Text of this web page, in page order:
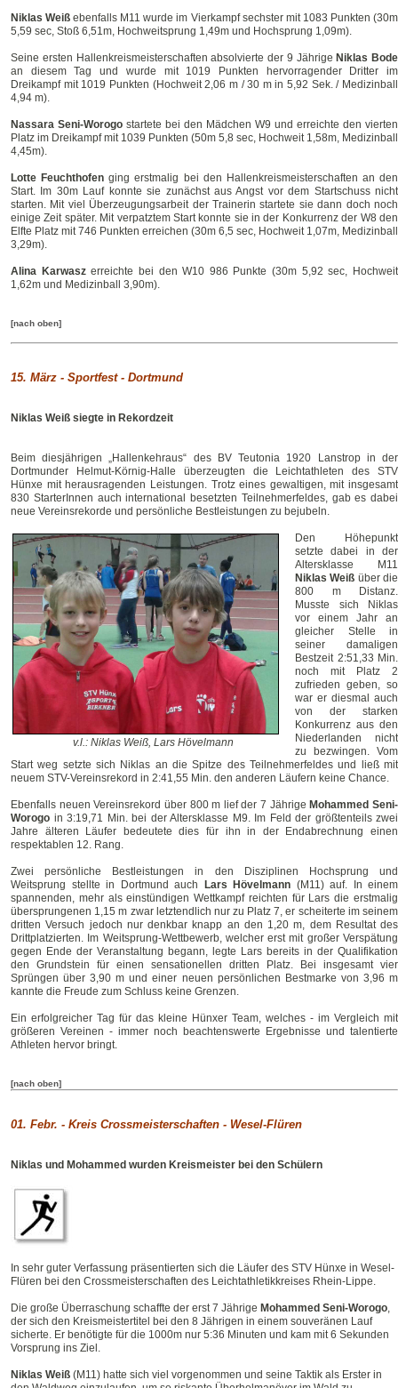
Niklas Weiß ebenfalls M11 wurde im Vierkampf sechster mit 1083 Punkten (30m
5,59 sec, Stoß 6,51m, Hochweitsprung 1,49m und Hochsprung 1,09m).
Seine ersten Hallenkreismeisterschaften absolvierte der 9 Jährige Niklas Bode
an diesem Tag und wurde mit 1019 Punkten hervorragender Dritter im
Dreikampf mit 1019 Punkten (Hochweit 2,06 m / 30 m in 5,92 Sek. / Medizinball
4,94 m).
Nassara Seni-Worogo startete bei den Mädchen W9 und erreichte den vierten
Platz im Dreikampf mit 1039 Punkten (50m 5,8 sec, Hochweit 1,58m, Medizinball
4,45m).
Lotte Feuchthofen ging erstmalig bei den Hallenkreismeisterschaften an den
Start. Im 30m Lauf konnte sie zunächst aus Angst vor dem Startschuss nicht
starten. Mit viel Überzeugungsarbeit der Trainerin startete sie dann doch noch
einige Zeit später. Mit verpatztem Start konnte sie in der Konkurrenz der W8 den
Elfte Platz mit 746 Punkten erreichen (30m 6,5 sec, Hochweit 1,07m, Medizinball
3,29m).
Alina Karwaszerreichte bei den W10 986 Punkte (30m 5,92 sec, Hochweit
1,62m und Medizinball 3,90m).
[nach oben]
15. März - Sportfest - Dortmund
Niklas Weiß siegte in Rekordzeit
Beim diesjährigen „Hallenkehraus“ des BV Teutonia 1920 Lanstrop in der
Dortmunder Helmut-Körnig-Halle überzeugten die Leichtathleten des STV
Hünxe mit herausragenden Leistungen. Trotz eines gewaltigen, mit insgesamt
830 StarterInnen auch international besetzten Teilnehmerfeldes, gab es dabei
neue Vereinsrekorde und persönliche Bestleistungen zu bejubeln.
v.l.: Niklas Weiß, Lars Hövelmann
Den Höhepunkt
setzte dabei in der
Altersklasse M11
Niklas Weiß über die
800 m Distanz.
Musste sich Niklas
vor einem Jahr an
gleicher Stelle in
seiner damaligen
Bestzeit 2:51,33 Min.
noch mit Platz 2
zufrieden geben, so
war er diesmal auch
von der starken
Konkurrenz aus den
Niederlanden nicht
zu bezwingen. Vom
Start weg setzte sich Niklas an die Spitze des Teilnehmerfeldes und ließ mit
neuem STV-Vereinsrekord in 2:41,55 Min. den anderen Läufern keine Chance.
Ebenfalls neuen Vereinsrekord über 800 m lief der 7 Jährige Mohammed Seni-
Worogo in 3:19,71 Min. bei der Altersklasse M9. Im Feld der größtenteils zwei
Jahre älteren Läufer bedeutete dies für ihn in der Endabrechnung einen
respektablen 12. Rang.
Zwei persönliche Bestleistungen in den Disziplinen Hochsprung und
Weitsprung stellte in Dortmund auch
Lars Hövelmann (M11) auf. In einem
spannenden, mehr als einstündigen Wettkampf reichten für Lars die erstmalig
übersprungenen 1,15 m zwar letztendlich nur zu Platz 7, er scheiterte im seinem
dritten Versuch jedoch nur denkbar knapp an den 1,20 m, dem Resultat des
Drittplatzierten. Im Weitsprung-Wettbewerb, welcher erst mit großer Verspätung
gegen Ende der Veranstaltung begann, legte Lars bereits in der Qualifikation
den Grundstein für einen sensationellen dritten Platz. Bei insgesamt vier
Sprüngen über 3,90 m und einer neuen persönlichen Bestmarke von 3,96 m
kannte die Freude zum Schluss keine Grenzen.
Ein erfolgreicher Tag für das kleine Hünxer Team, welches - im Vergleich mit
größeren Vereinen - immer noch beachtenswerte Ergebnisse und talentierte
Athleten hervor bringt.
[nach oben]
01. Febr. - Kreis Crossmeisterschaften - Wesel-Flüren
Niklas und Mohammed wurden Kreismeister bei den Schülern
In sehr guter Verfassung präsentierten sich die Läufer des STV Hünxe in Wesel-
Flüren bei den Crossmeisterschaften des Leichtathletikkreises Rhein-Lippe.
Die große Überraschung schaffte der erst 7 Jährige Mohammed Seni-Worogo,
der sich den Kreismeistertitel bei den 8 Jährigen in einem souveränen Lauf
sicherte. Er benötigte für die 1000m nur 5:36 Minuten und kam mit 6 Sekunden
Vorsprung ins Ziel.
Niklas Weiß (M11) hatte sich viel vorgenommen und seine Taktik als Erster in